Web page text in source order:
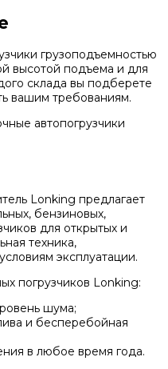
грузоподъемностью
высотой подъема и для
склада вы подберете
вашим требованиям.
автопогрузчики
Lonking предлагает
бензиновых,
для открытых и
техника,
эксплуатации.
погрузчиков Lonking:
шума;
и бесперебойная
в любое время года.